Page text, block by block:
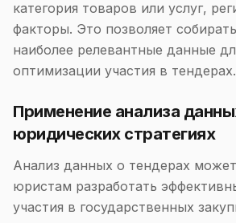
категория товаров или услуг,
факторы. Это позволяет
наиболее релевантные данные
оптимизации участия в тендерах.
Применение анализа
юридических стратегиях
Анализ данных о тендерах
юристам разработать
участия в государственных